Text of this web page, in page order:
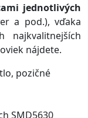
jednotlivých
a pod.), vďaka
najkvalitnejších
nájdete.
pozičné
SMD5630